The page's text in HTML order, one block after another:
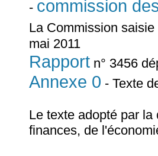
- commission
La Commission
mai 2011
Rapport n° 3456
Annexe 0 - Texte
Le texte adopté par
finances, de